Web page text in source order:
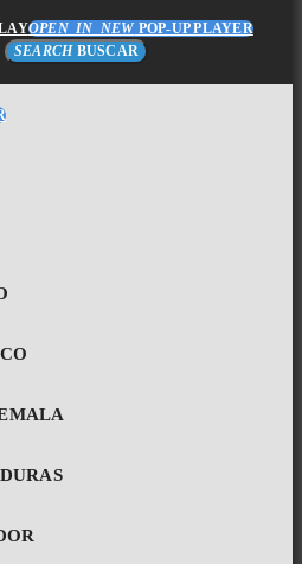
OPEN_IN_NEWPOP-UP PLAYER
SEARCHBUSCAR